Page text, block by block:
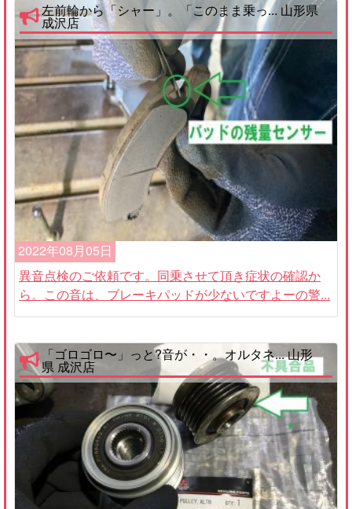
左前輪から「シャー」。「このまま乗っ... 山形県
成沢店
2022年08月05日
異音点検のご依頼です。同乗させて頂き症状の確認か
ら。この音は、ブレーキパッドが少ないですよーの警...
「ゴロゴロ〜」っと?音が・・。オルタネ... 山形
県 成沢店